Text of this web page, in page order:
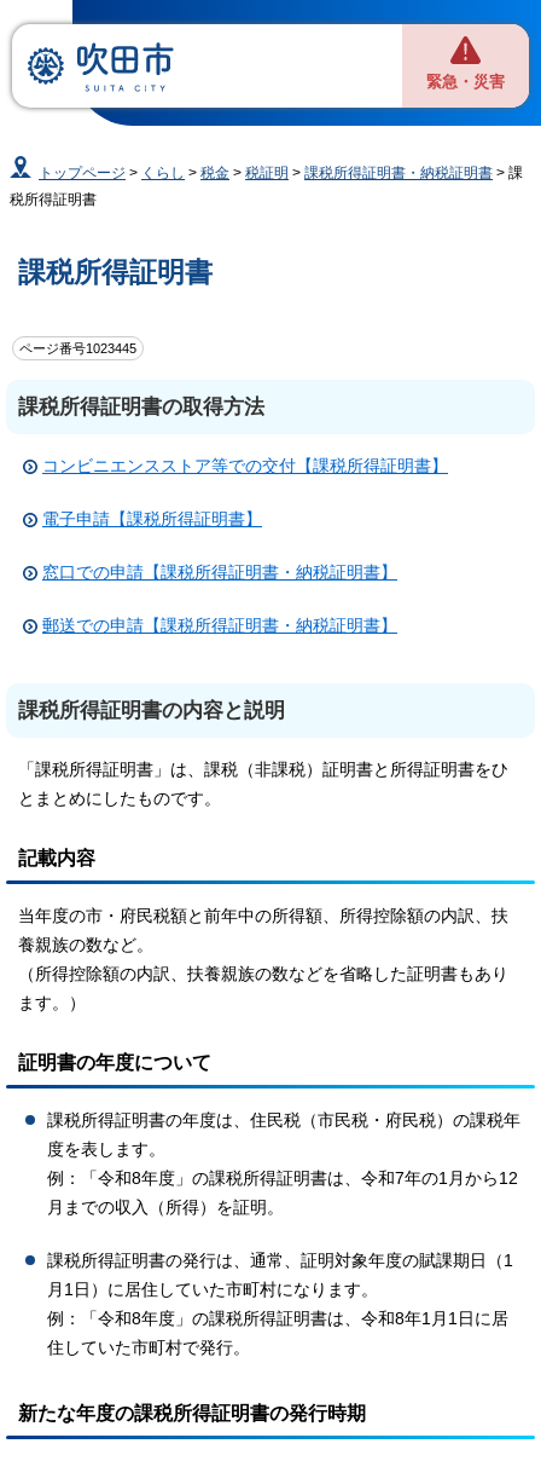
緊急・災害
トップページ > くらし >税金 >税証明 >課税所得証明書・納税証明書 > 課
税所得証明書
課税所得証明書
ページ番号1023445
課税所得証明書の取得方法
コンビニエンスストア等での交付【課税所得証明書】
電子申請【課税所得証明書】
窓口での申請【課税所得証明書・納税証明書】
郵送での申請【課税所得証明書・納税証明書】
課税所得証明書の内容と説明
「課税所得証明書」は、課税（非課税）証明書と所得証明書をひ
とまとめにしたものです。
記載内容
当年度の市・府民税額と前年中の所得額、所得控除額の内訳、扶
養親族の数など。
（所得控除額の内訳、扶養親族の数などを省略した証明書もあり
ます。）
証明書の年度について
課税所得証明書の年度は、住民税（市民税・府民税）の課税年
度を表します。
例：「令和8年度」の課税所得証明書は、令和7年の1月から12
月までの収入（所得）を証明。
課税所得証明書の発行は、通常、証明対象年度の賦課期日（1
月1日）に居住していた市町村になります。
例：「令和8年度」の課税所得証明書は、令和8年1月1日に居
住していた市町村で発行。
新たな年度の課税所得証明書の発行時期